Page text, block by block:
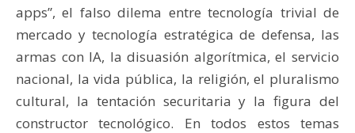
apps”, el falso dilema entre tecnología trivial de
mercado y tecnología estratégica de defensa, las
armas con IA, la disuasión algorítmica, el servicio
nacional, la vida pública, la religión, el pluralismo
cultural, la tentación securitaria y la figura del
constructor tecnológico. En todos estos temas